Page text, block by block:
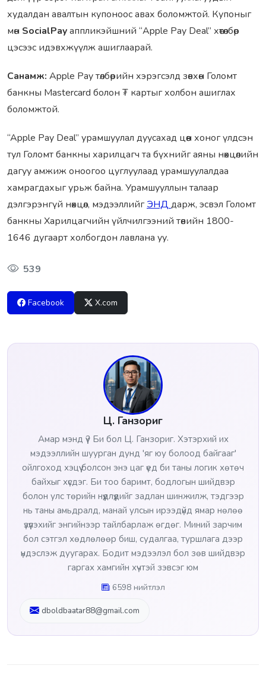
худалдан авалтын купоноос авах боломжтой. Купоныг
мөн SocialPayаппликэйшний “Apple Pay Deal” хөтөлбөр
цэсээс идэвхжүүлж ашиглаарай.
Санамж: Apple Pay төлбөрийн хэрэгсэлд зөвхөн Голомт
банкны Mastercard болон ₮ картыг холбон ашиглах
боломжтой.
“Apple Pay Deal” урамшуулал дуусахад цөөн хоног үлдсэн
тул Голомт банкны харилцагч та бүхнийг аяны нөхцөлийн
дагуу амжиж оноогоо цуглуулаад урамшуулалдаа
хамрагдахыг урьж байна. Урамшууллын талаар
дэлгэрэнгүй нөхцөл, мэдээллийгЭНД дарж, эсвэл Голомт
банкны Харилцагчийн үйлчилгээний төвийн 1800-
1646 дугаарт холбогдон лавлана уу.
539
Facebook X.com
Ц. Ганзориг
Амар мэнд үү? Би бол Ц. Ганзориг. Хэтэрхий их
мэдээллийн шуурган дунд 'яг юу болоод байгааг'
ойлгоход хэцүү болсон энэ цаг үед би таны логик хөтөч
байхыг хүсдэг. Би тоо баримт, бодлогын шийдвэр
болон улс төрийн нүүдлүүдийг задлан шинжилж, тэдгээр
нь таны амьдралд, манай улсын ирээдүйд ямар нөлөө
үзүүлэхийг энгийнээр тайлбарлаж өгдөг. Миний зарчим
бол сэтгэл хөдлөлөөр биш, судалгаа, туршлага дээр
үндэслэж дуугарах. Бодит мэдээлэл бол зөв шийдвэр
гаргах хамгийн хүчтэй зэвсэг юм
6598 нийтлэл
dboldbaatar88@gmail.com